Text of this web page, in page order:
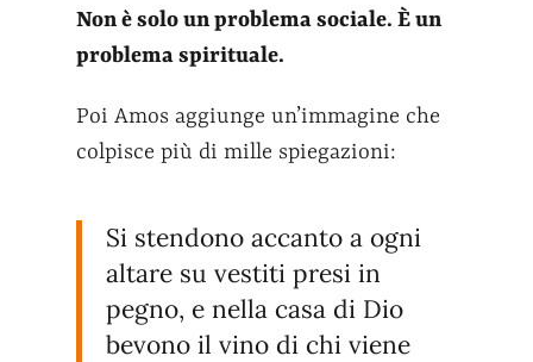
Non è solo un problema sociale. È un
problema spirituale.
Poi Amos aggiunge un’immagine che
colpisce più di mille spiegazioni:
Si stendono accanto a ogni
altare su vestiti presi in
pegno, e nella casa di Dio
bevono il vino di chi viene